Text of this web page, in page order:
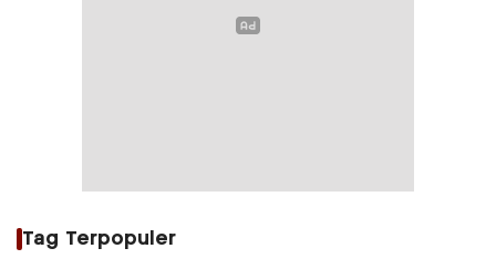
Tag Terpopuler